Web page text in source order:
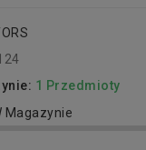
1 Przedmioty
Magazynie